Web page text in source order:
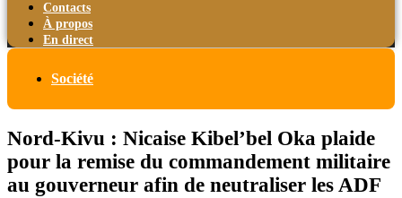
Contacts
À propos
En direct
Société
Nord-Kivu : Nicaise Kibel’bel Oka plaide
pour la remise du commandement militaire
au gouverneur afin de neutraliser les ADF